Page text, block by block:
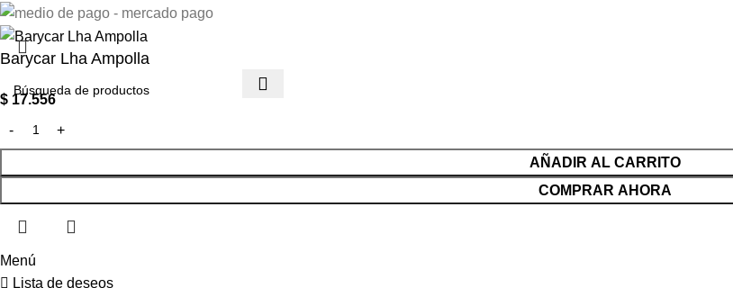
Barycar Lha Ampolla
$ 17.556
AÑADIR AL CARRITO
COMPRAR AHORA
Menú
Lista de deseos